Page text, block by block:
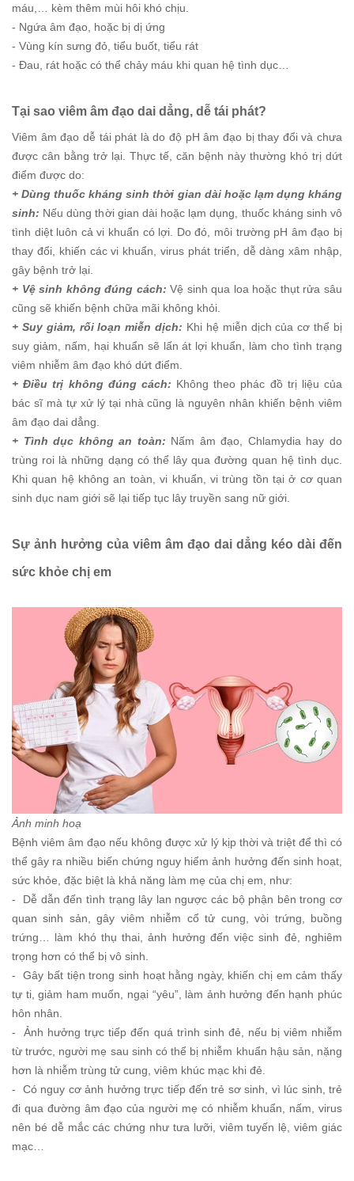
máu,… kèm thêm mùi hôi khó chịu.
- Ngứa âm đạo, hoặc bị dị ứng
- Vùng kín sưng đỏ, tiểu buốt, tiểu rát
- Đau, rát hoặc có thể chảy máu khi quan hệ tình dục…
Tại sao viêm âm đạo dai dẳng, dễ tái phát?
Viêm âm đạo dễ tái phát là do độ pH âm đạo bị thay đổi và chưa
được cân bằng trở lại. Thực tế, căn bệnh này thường khó trị dứt
điểm được do:
+ Dùng thuốc kháng sinh thời gian dài hoặc lạm dụng kháng
sinh: Nếu dùng thời gian dài hoặc lạm dụng, thuốc kháng sinh vô
tình diệt luôn cả vi khuẩn có lợi. Do đó, môi trường pH âm đạo bị
thay đổi, khiến các vi khuẩn, virus phát triển, dễ dàng xâm nhập,
gây bệnh trở lại.
+ Vệ sinh không đúng cách: Vệ sinh qua loa hoặc thụt rửa sâu
cũng sẽ khiến bệnh chữa mãi không khỏi.
+ Suy giảm, rối loạn miễn dịch: Khi hệ miễn dịch của cơ thể bị
suy giảm, nấm, hại khuẩn sẽ lấn át lợi khuẩn, làm cho tình trạng
viêm nhiễm âm đạo khó dứt điểm.
+ Điều trị không đúng cách: Không theo phác đồ trị liệu của
bác sĩ mà tự xử lý tại nhà cũng là nguyên nhân khiến bệnh viêm
âm đạo dai dẳng.
+ Tình dục không an toàn: Nấm âm đạo, Chlamydia hay do
trùng roi là những dạng có thể lây qua đường quan hệ tình dục.
Khi quan hệ không an toàn, vi khuẩn, vi trùng tồn tại ở cơ quan
sinh dục nam giới sẽ lại tiếp tục lây truyền sang nữ giới.
Sự ảnh hưởng của viêm âm đạo dai dẳng kéo dài đến
sức khỏe chị em
Ảnh minh hoạ
Bệnh viêm âm đạo nếu không được xử lý kịp thời và triệt để thì có
thể gây ra nhiều biến chứng nguy hiểm ảnh hưởng đến sinh hoạt,
sức khỏe, đặc biệt là khả năng làm mẹ của chị em, như:
- Dễ dẫn đến tình trạng lây lan ngược các bộ phận bên trong cơ
quan sinh sản, gây viêm nhiễm cổ tử cung, vòi trứng, buồng
trứng… làm khó thụ thai, ảnh hưởng đến việc sinh đẻ, nghiêm
trọng hơn có thể bị vô sinh.
- Gây bất tiện trong sinh hoạt hằng ngày, khiến chị em cảm thấy
tự ti, giảm ham muốn, ngại “yêu”, làm ảnh hưởng đến hạnh phúc
hôn nhân.
- Ảnh hưởng trực tiếp đến quá trình sinh đẻ, nếu bị viêm nhiễm
từ trước, người mẹ sau sinh có thể bị nhiễm khuẩn hậu sản, nặng
hơn là nhiễm trùng tử cung, viêm khúc mạc khi đẻ.
- Có nguy cơ ảnh hưởng trực tiếp đến trẻ sơ sinh, vì lúc sinh, trẻ
đi qua đường âm đạo của người mẹ có nhiễm khuẩn, nấm, virus
nên bé dễ mắc các chứng như tưa lưỡi, viêm tuyến lệ, viêm giác
mạc…